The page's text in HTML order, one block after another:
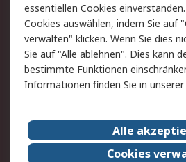
AGB
Cookie-Richtlinie
Copyright/Impressum
RS
Karriere bei RS
essentiellen Cookies
Cookies auswählen, indem Sie auf
verwalten" klicken. Wenn Sie dies
Sie auf "Alle ablehnen". Dies kann
bestimmte Funktionen
Informationen finden Sie in unserer
Alle
Cookies